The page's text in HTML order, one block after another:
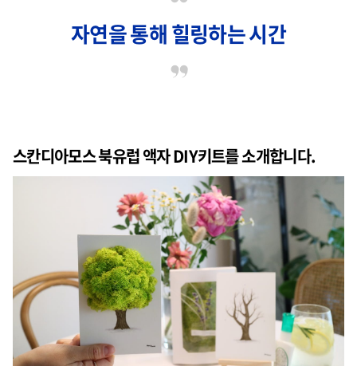
자연을 통해 힐링하는 시간
스칸디아모스 북유럽 액자 DIY키트를 소개합니다.